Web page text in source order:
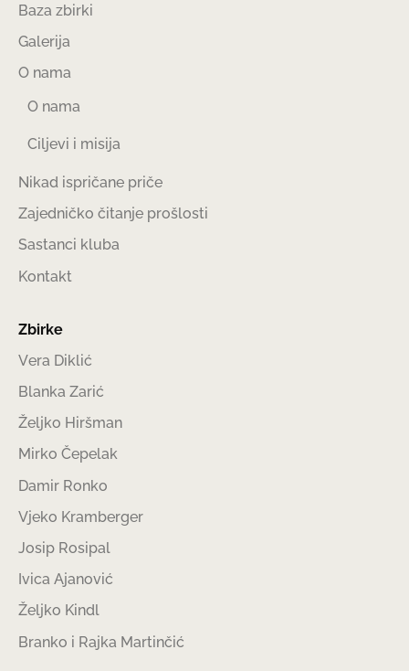
Baza zbirki
Galerija
O nama
O nama
Ciljevi i misija
Nikad ispričane priče
Zajedničko čitanje prošlosti
Sastanci kluba
Kontakt
Zbirke
Vera Diklić
Blanka Zarić
Željko Hiršman
Mirko Čepelak
Damir Ronko
Vjeko Kramberger
Josip Rosipal
Ivica Ajanović
Željko Kindl
Branko i Rajka Martinčić